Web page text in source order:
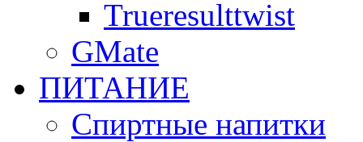
Trueresulttwist
GMate
ПИТАНИЕ
Спиртные напитки